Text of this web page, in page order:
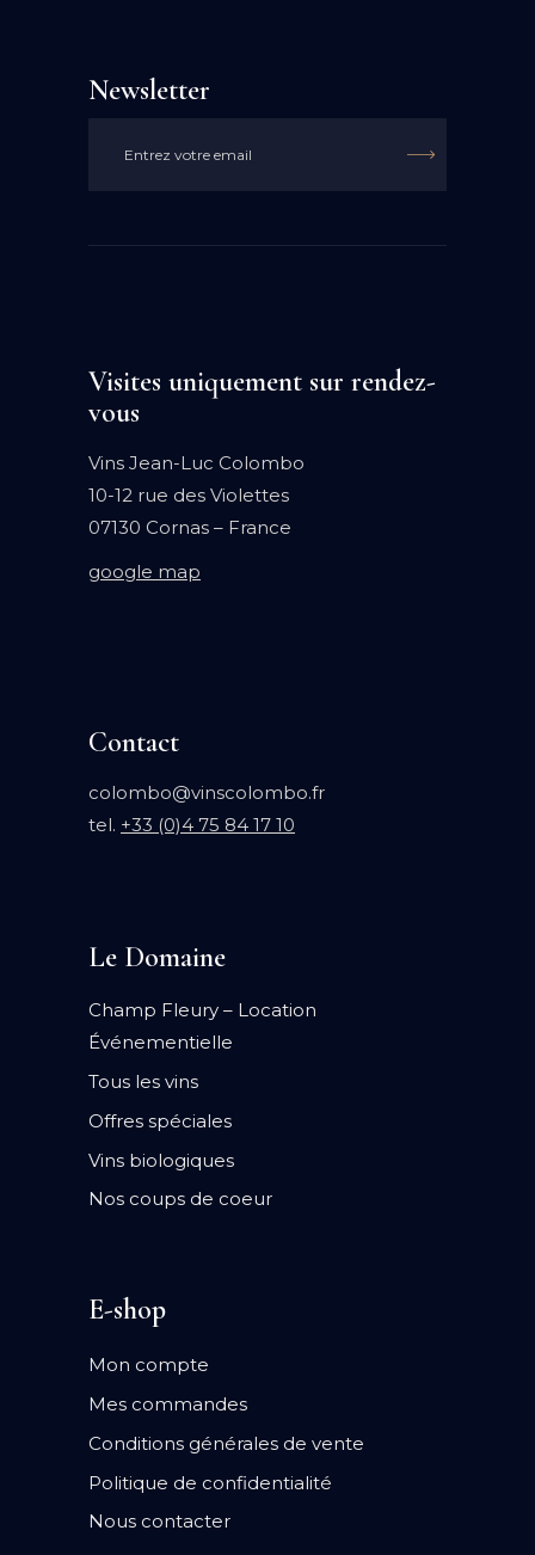
Newsletter

Visites uniquement sur rendez-
vous
Vins Jean-Luc Colombo
10-12 rue des Violettes
07130 Cornas – France
google map
Contact
colombo@vinscolombo.fr
tel. +33 (0)4 75 84 17 10
Le Domaine
Champ Fleury – Location
Événementielle
Tous les vins
Offres spéciales
Vins biologiques
Nos coups de coeur
E-shop
Mon compte
Mes commandes
Conditions générales de vente
Politique de confidentialité
Nous contacter